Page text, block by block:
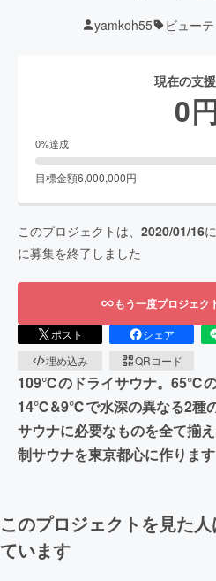
yamkoh55 ビュー
現在の支
0
0%達成
目標金額6,000,000円
このプロジェクトは、 2020/01/16
に募集を終了しました
もう一度プロジェク
ポスト シェア
埋め込み
QRコード
109℃のドライサウナ。65℃の
14℃&9℃で水深の異なる2種
サウナに必要なものを全て揃
制サウナを東京都心に作ります
このプロジェクトを見た
ています